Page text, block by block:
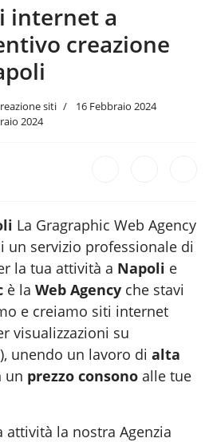
internet a
creazione
siti
16 Febbraio 2024
2024
La Gragraphic Web Agency
un servizio professionale di
la tua attività a Napoli e
è la Web Agency che stavi
e creiamo siti internet
visualizzazioni su
unendo un lavoro di alta
un prezzo consono alle tue
attività la nostra Agenzia